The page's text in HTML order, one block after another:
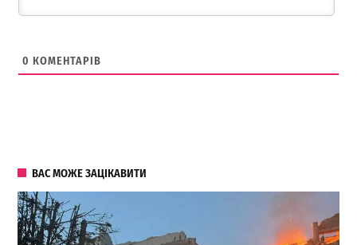
0 КОМЕНТАРІВ
ВАС МОЖЕ ЗАЦІКАВИТИ